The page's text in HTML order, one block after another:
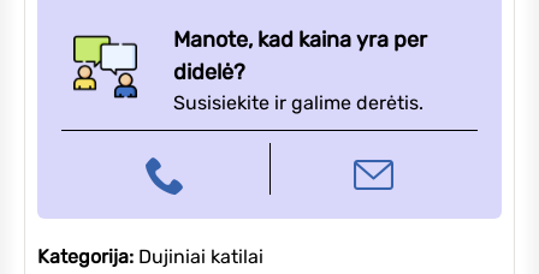
Manote, kad kaina yra per
didelė?
Susisiekite ir galime derėtis.
Kategorija: Dujiniai katilai